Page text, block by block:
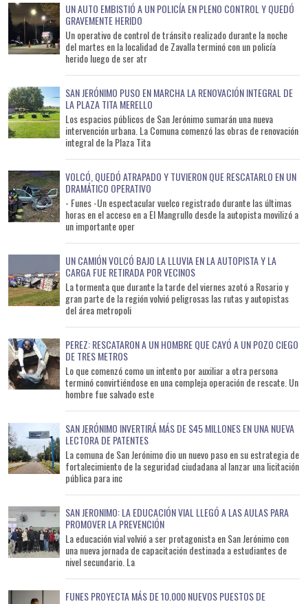
UN AUTO EMBISTIÓ A UN POLICÍA EN PLENO CONTROL Y QUEDÓ
GRAVEMENTE HERIDO
Un operativo de control de tránsito realizado durante la noche
del martes en la localidad de Zavalla terminó con un policía
herido luego de ser atr
SAN JERÓNIMO PUSO EN MARCHA LA RENOVACIÓN INTEGRAL DE
LA PLAZA TITA MERELLO
Los espacios públicos de San Jerónimo sumarán una nueva
intervención urbana. La Comuna comenzó las obras de renovación
integral de la Plaza Tita
VOLCÓ, QUEDÓ ATRAPADO Y TUVIERON QUE RESCATARLO EN UN
DRAMÁTICO OPERATIVO
- Funes -Un espectacular vuelco registrado durante las últimas
horas en el acceso en a El Mangrullo desde la autopista movilizó a
un importante oper
UN CAMIÓN VOLCÓ BAJO LA LLUVIA EN LA AUTOPISTA Y LA
CARGA FUE RETIRADA POR VECINOS
La tormenta que durante la tarde del viernes azotó a Rosario y
gran parte de la región volvió peligrosas las rutas y autopistas
del área metropoli
PEREZ: RESCATARON A UN HOMBRE QUE CAYÓ A UN POZO CIEGO
DE TRES METROS
Lo que comenzó como un intento por auxiliar a otra persona
terminó convirtiéndose en una compleja operación de rescate. Un
hombre fue salvado este
SAN JERÓNIMO INVERTIRÁ MÁS DE $45 MILLONES EN UNA NUEVA
LECTORA DE PATENTES
La comuna de San Jerónimo dio un nuevo paso en su estrategia de
fortalecimiento de la seguridad ciudadana al lanzar una licitación
pública para inc
SAN JERONIMO: LA EDUCACIÓN VIAL LLEGÓ A LAS AULAS PARA
PROMOVER LA PREVENCIÓN
La educación vial volvió a ser protagonista en San Jerónimo con
una nueva jornada de capacitación destinada a estudiantes de
nivel secundario. La
FUNES PROYECTA MÁS DE 10.000 NUEVOS PUESTOS DE